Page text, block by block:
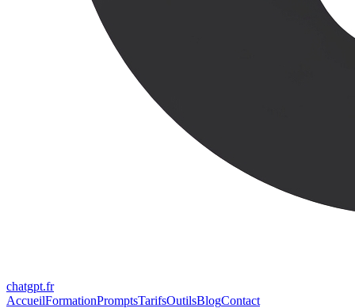
chatgpt.fr
AccueilFormationPromptsTarifsOutilsBlogContact